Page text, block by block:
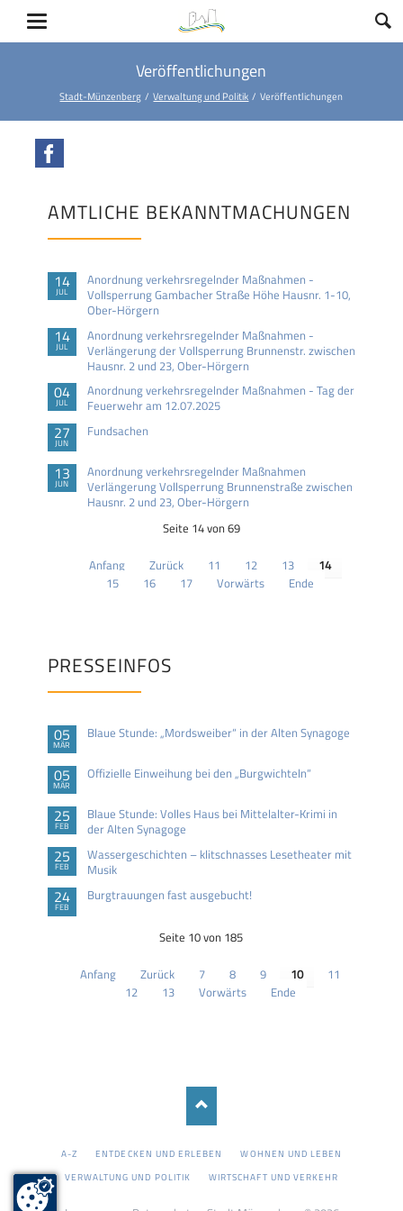
Veröffentlichungen
Stadt-Münzenberg Verwaltung und Politik Veröffentlichungen
AMTLICHE BEKANNTMACHUNGEN
14
JUL
Anordnung verkehrsregelnder Maßnahmen -
Vollsperrung Gambacher Straße Höhe Hausnr. 1-10,
Ober-Hörgern
14
JUL
Anordnung verkehrsregelnder Maßnahmen -
Verlängerung der Vollsperrung Brunnenstr. zwischen
Hausnr. 2 und 23, Ober-Hörgern
04
JUL
Anordnung verkehrsregelnder Maßnahmen - Tag der
Feuerwehr am 12.07.2025
27
JUN
Fundsachen
13
JUN
Anordnung verkehrsregelnder Maßnahmen
Verlängerung Vollsperrung Brunnenstraße zwischen
Hausnr. 2 und 23, Ober-Hörgern
Seite 14 von 69
Anfang Zurück 11 12 13
14
15
16 17 Vorwärts Ende
PRESSEINFOS
05
MÄR
Blaue Stunde: „Mordsweiber“ in der Alten Synagoge
05
MÄR
Offizielle Einweihung bei den „Burgwichteln“
25
FEB
Blaue Stunde: Volles Haus bei Mittelalter-Krimi in
der Alten Synagoge
25
FEB
Wassergeschichten – klitschnasses Lesetheater mit
Musik
24
FEB
Burgtrauungen fast ausgebucht!
Seite 10 von 185
Anfang Zurück 7 8 9 10
11
12
13 Vorwärts Ende
NAVIGATION
ÜBERSPRINGEN
A-Z ENTDECKEN UND ERLEBEN
WOHNEN UND LEBEN
VERWALTUNG UND POLITIK
WIRTSCHAFT UND VERKEHR